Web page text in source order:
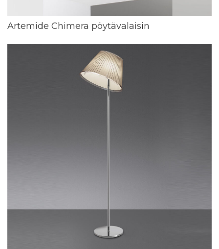
Artemide Chimera pöytävalaisin